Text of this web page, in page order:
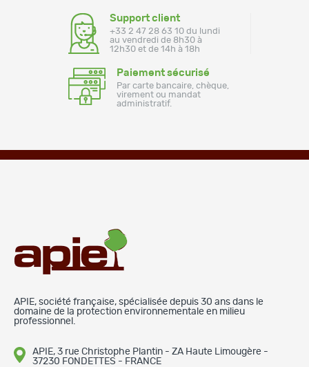
Support client
+33 2 47 28 63 10 du lundi
au vendredi de 8h30 à
12h30 et de 14h à 18h
Paiement sécurisé
Par carte bancaire, chèque,
virement ou mandat
administratif.
APIE, société française, spécialisée depuis 30 ans dans le
domaine de la protection environnementale en milieu
professionnel.
APIE, 3 rue Christophe Plantin - ZA Haute Limougère -
37230 FONDETTES - FRANCE